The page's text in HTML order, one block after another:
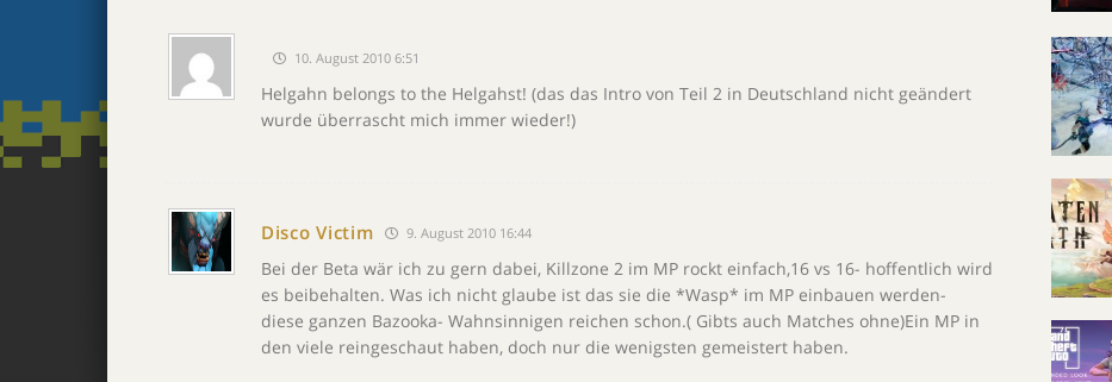
10. August 2010 6:51
Helgahn belongs to the Helgahst! (das das Intro von Teil 2 in Deutschland nicht geändert
wurde überrascht mich immer wieder!)
Disco Victim 9. August 2010 16:44
Bei der Beta wär ich zu gern dabei, Killzone 2 im MP rockt einfach,16 vs 16- hoffentlich wird
es beibehalten. Was ich nicht glaube ist das sie die *Wasp* im MP einbauen werden-
diese ganzen Bazooka- Wahnsinnigen reichen schon.( Gibts auch Matches ohne)Ein MP in
den viele reingeschaut haben, doch nur die wenigsten gemeistert haben.